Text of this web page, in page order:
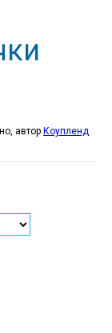
автор Коупленд